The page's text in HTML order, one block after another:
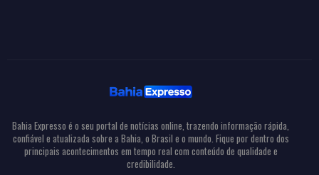
Bahia Expresso é o seu portal de notícias online, trazendo informação rápida,
confiável e atualizada sobre a Bahia, o Brasil e o mundo. Fique por dentro dos
principais acontecimentos em tempo real com conteúdo de qualidade e
credibilidade.